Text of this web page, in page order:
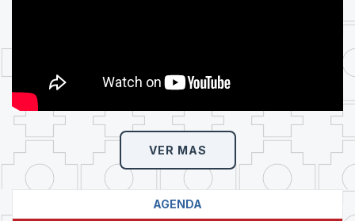
VER MAS
AGENDA